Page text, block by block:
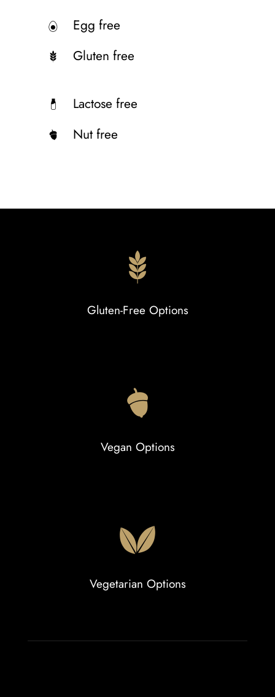
Egg free
Gluten free
Lactose free
Nut free
Gluten-Free Options
Vegan Options
Vegetarian Options